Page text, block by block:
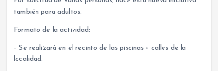
también para adultos.
Formato de la actividad:
– Se realizará en el recinto de las piscinas + calles de la
localidad.